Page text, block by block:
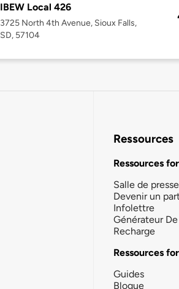
IBEW Local 426
3725 North 4th Avenue, Sioux Falls,
SD, 57104
Ressources
Ressources
Salle de presse
Devenir un
Infolettre
Générateur
Recharge
Ressources
Guides
Blogue